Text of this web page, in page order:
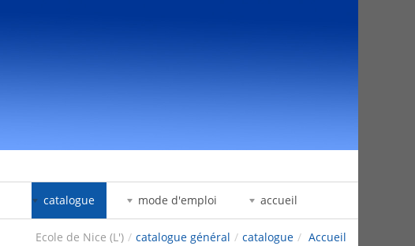
accueil
mode d'emploi
catalogue
Accueil
/
catalogue
/
catalogue général
/
Ecole de Nice (L')